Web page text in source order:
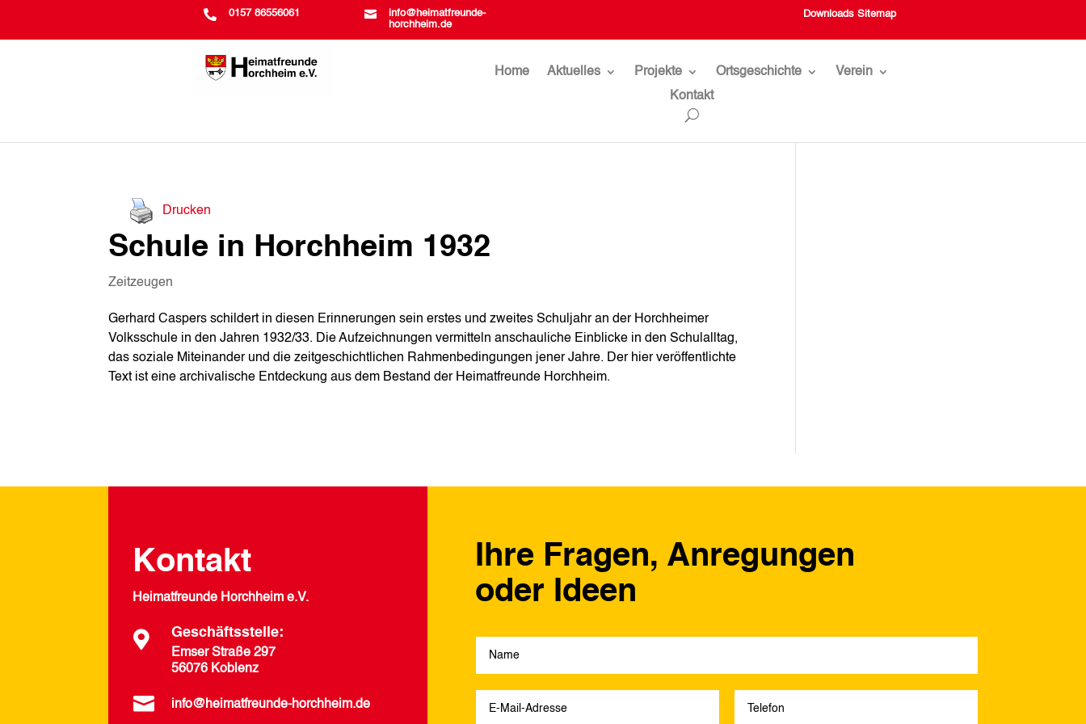
 0157 86556061 
info@heimatfreunde-
horchheim.de
Downloads Sitemap
Home Aktuelles Projekte Ortsgeschichte
Verein
Kontakt
Drucken
Schule in Horchheim 1932
Zeitzeugen
Gerhard Caspers schildert in diesen Erinnerungen sein erstes und zweites Schuljahr an der Horchheimer
Volksschule in den Jahren 1932/33. Die Aufzeichnungen vermitteln anschauliche Einblicke in den Schulalltag,
das soziale Miteinander und die zeitgeschichtlichen Rahmenbedingungen jener Jahre. Der hier veröffentlichte
Text ist eine archivalische Entdeckung aus dem Bestand der Heimatfreunde Horchheim.
Kontakt
Heimatfreunde Horchheim e.V.
 Geschäftsstelle:
Emser Straße 297
56076 Koblenz
 info@heimatfreunde-horchheim.de
Ihre Fragen, Anregungen
oder Ideen